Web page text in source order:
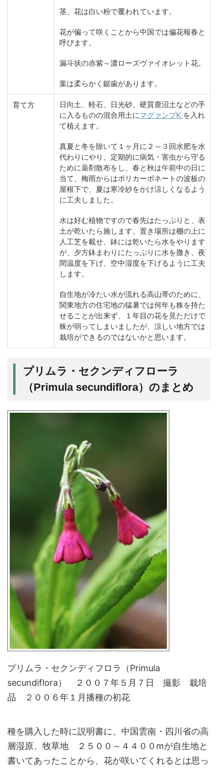
茎、花は白い粉で覆われています。
花が偏って咲くことから中国では偏花報春と
呼びます。
漏斗状の赤紫～濃ローズヴァイオレット花。
葉は柔らかく鋸歯があります。
育て方
日向土、軽石、日光砂、硬質鹿沼土などの手
に入るものの混合用土にマグァンプK を入れ
て植えます。
真夏と冬を除いて１ヶ月に２～３回水肥を水
代わりにやり、定期的に病気・害虫から守る
ために薬剤散布をし、春と秋は午前中の日に
当て、梅雨からはポリカーボネートの波板の
屋根下で、夏は寒冷紗をかけ涼しくなるよう
に工夫しました。
水は好む植物ですので春先はたっぷりと、表
土が乾いたら施します。置き場所は棚の上に
人工芝を載せ、鉢には乾いたら水をやります
が、夕方鉢まわりにたっぷりに水を撒き、夜
間温度を下げ、空中湿度を下げるように工夫
します。
自生地が冷たい水が流れる高山帯のために、
関東地方の住宅地の猛暑では何年も株を持た
せることが出来ず、１年目の花を見ただけで
株が弱ってしまいましたが、涼しい地方では
栽培ができるのではないかと思います。
プリムラ・セクンディフローラ
（Primula secundiflora）のまとめ
プリムラ・セクンディフロラ（Primula
secundiflora） ２００７年５月７日 撮影 栽培
品 ２００６年１月播種の初花
種を購入した時に説明書に、中国雲南・四川省の高
層湿原、牧草地 ２５００～４４００mが自生地と
書いてあったことから、花が咲いてくれるとは思っ